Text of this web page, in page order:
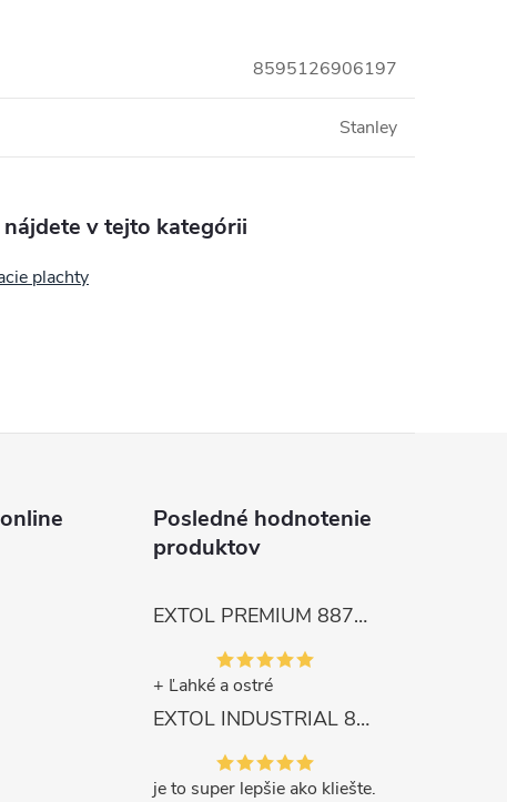
8595126906197
Stanley
v tejto kategórii
plachty
Posledné hodnotenie
produktov
EXTOL PREMIUM 8872105 Nožnice záhradnícke dlhé úzke, 200mm, max. prestrih Ø6mm
+ Ľahké a ostré
EXTOL INDUSTRIAL 8791861 Viazač armatúr aku Share20V, bez aku, drôt 0,8mm, oko 8-34mm, bezuhlíkový motor
je to super lepšie ako kliešte.